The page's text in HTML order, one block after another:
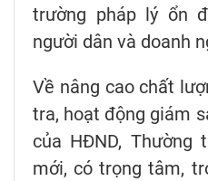
trường pháp lý ổn
người dân và doanh
Về nâng cao chất
tra, hoạt động giám
của HĐND, Thường
mới, có trọng tâm,